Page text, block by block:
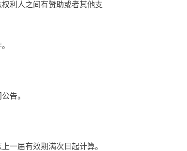
利人之间有赞助或者其他支
告。
一届有效期满次日起计算。